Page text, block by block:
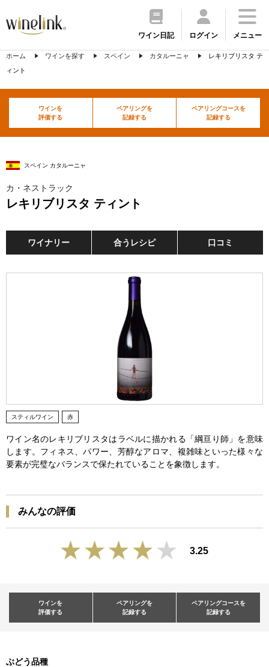
ワイン日記 ログイン メニュー
ホーム ワインを探す スペイン カタルーニャ
レキリブリスタ テ
ィント
ワインを
評価する
ペアリングを
記録する
ペアリングコースを
記録する
スペイン カタルーニャ
カ・ネストラック
レキリブリスタ ティント
ワイナリー 合うレシピ 口コミ
スティルワイン 赤
ワイン名のレキリブリスタはラベルに描かれる「綱亘り師」を意味
します。フィネス、パワー、芳醇なアロマ、複雑味といった様々な
要素が完璧なバランスで保たれていることを象徴します。
みんなの評価
3.25
ワインを
評価する
ペアリングを
記録する
ペアリングコースを
記録する
ぶどう品種